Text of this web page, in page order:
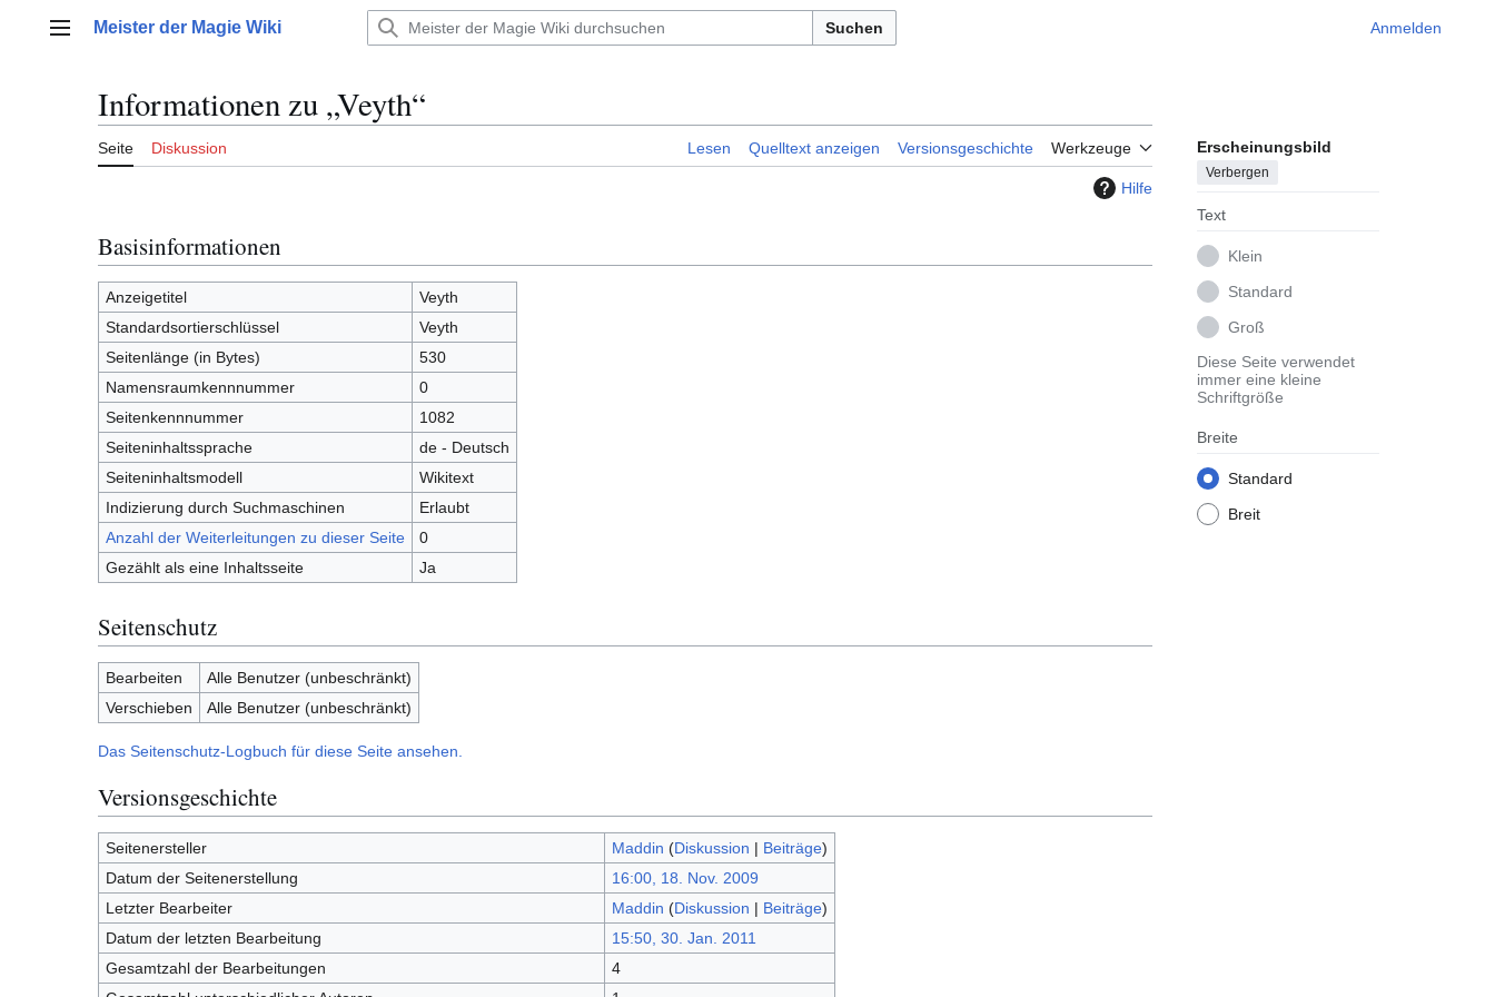
Hauptmenü
Meister der Magie Wiki Suchen Anmelden
Informationen zu „Veyth“
Seite Diskussion Lesen Quelltext anzeigen Versionsgeschichte Werkzeuge Erscheinungsbild
Verbergen
Text
Klein
Standard
Groß
Diese Seite verwendet
immer eine kleine
Schriftgröße
Breite
Standard
Breit
Hilfe
Basisinformationen
Anzeigetitel
Veyth
Standardsortierschlüssel
Veyth
Seitenlänge (in Bytes)
530
Namensraumkennnummer
0
Seitenkennnummer
1082
Seiteninhaltssprache
de - Deutsch
Seiteninhaltsmodell
Wikitext
Indizierung durch Suchmaschinen
Erlaubt
Anzahl der Weiterleitungen zu dieser Seite
0
Gezählt als eine Inhaltsseite
Ja
Seitenschutz
Bearbeiten
Alle Benutzer (unbeschränkt)
Verschieben
Alle Benutzer (unbeschränkt)
Das Seitenschutz-Logbuch für diese Seite ansehen.
Versionsgeschichte
Seitenersteller Maddin (Diskussion | Beiträge)
Datum der Seitenerstellung
16:00, 18. Nov. 2009
Letzter Bearbeiter
Maddin (Diskussion | Beiträge)
Datum der letzten Bearbeitung
15:50, 30. Jan. 2011
Gesamtzahl der Bearbeitungen
4